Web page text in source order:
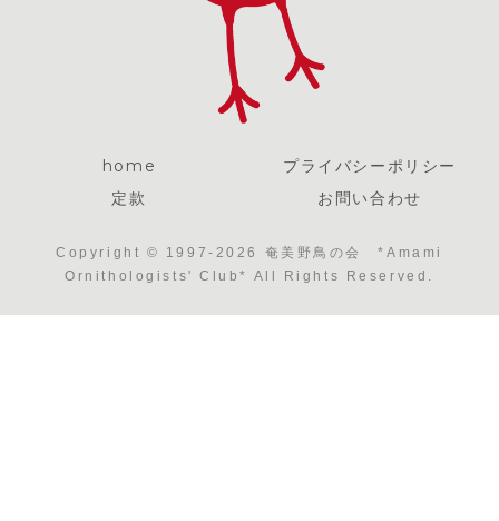
home
プライバシーポリシー
定款
お問い合わせ
Copyright © 1997-2026 奄美野鳥の会 *Amami
Ornithologists' Club* All Rights Reserved.